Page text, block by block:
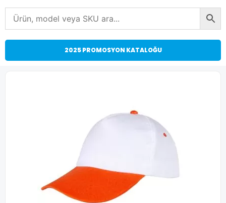
2025 PROMOSYON KATALOĞU